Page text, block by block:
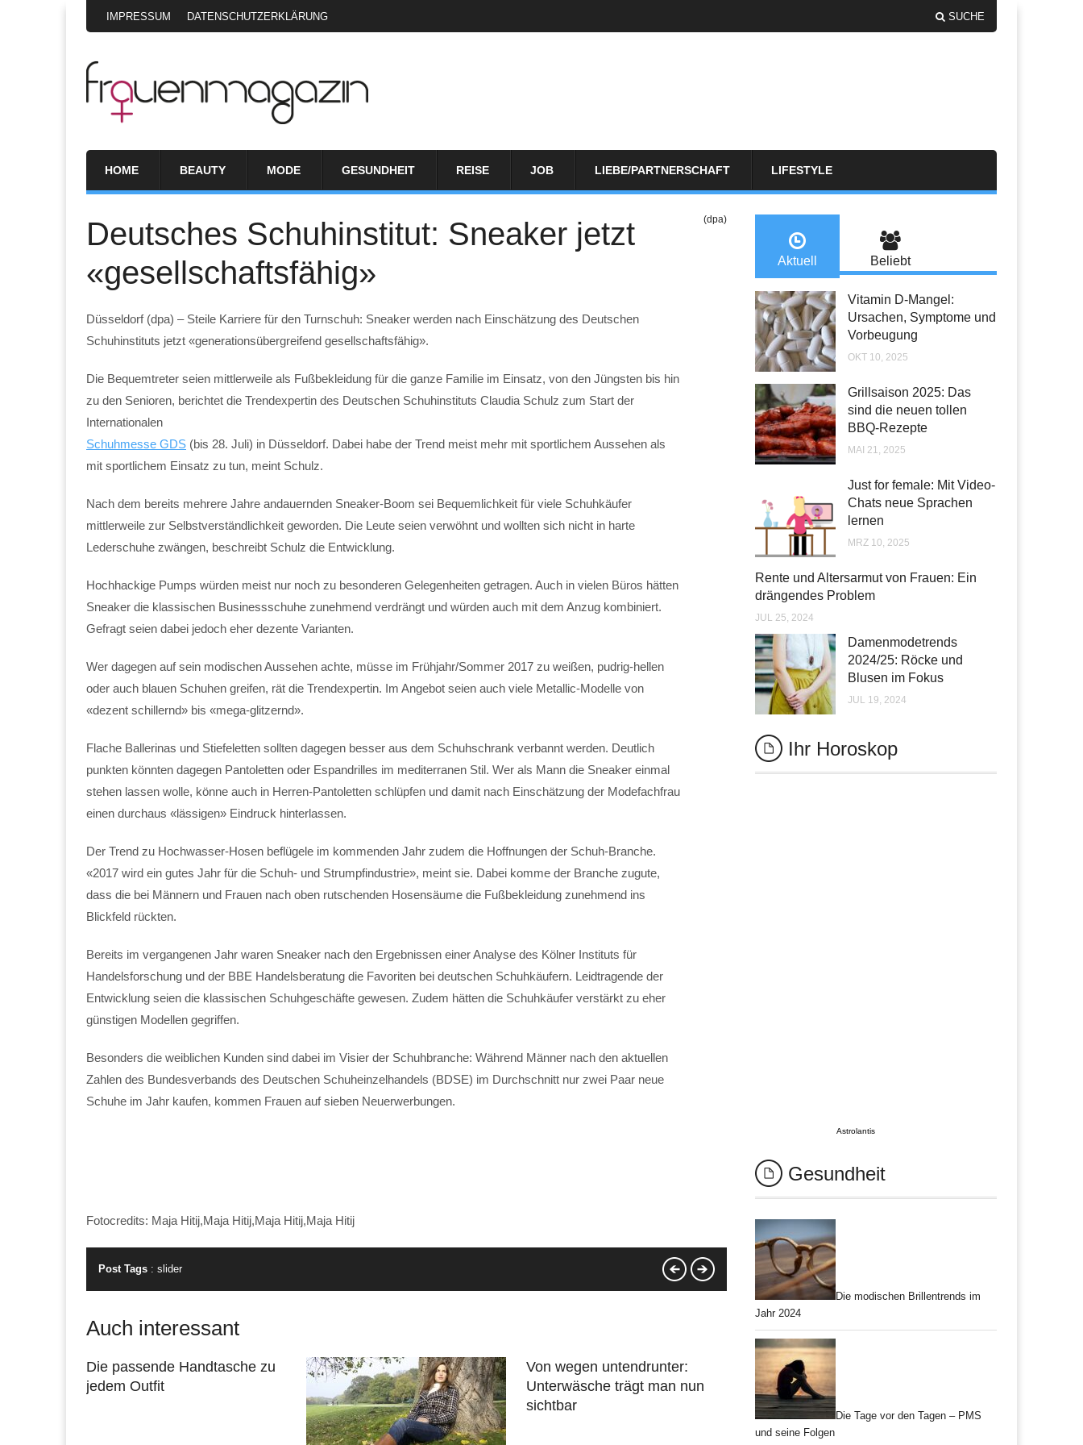
IMPRESSUM DATENSCHUTZERKLÄRUNG SUCHE
HOME BEAUTY MODE GESUNDHEIT REISE JOB LIEBE/PARTNERSCHAFT LIFESTYLE
Deutsches Schuhinstitut: Sneaker jetzt
«gesellschaftsfähig»
(dpa)
Düsseldorf (dpa) – Steile Karriere für den Turnschuh: Sneaker werden nach Einschätzung des Deutschen
Schuhinstituts jetzt «generationsübergreifend gesellschaftsfähig».
Die Bequemtreter seien mittlerweile als Fußbekleidung für die ganze Familie im Einsatz, von den Jüngsten bis hin
zu den Senioren, berichtet die Trendexpertin des Deutschen Schuhinstituts Claudia Schulz zum Start der
Internationalen
Schuhmesse GDS (bis 28. Juli) in Düsseldorf. Dabei habe der Trend meist mehr mit sportlichem Aussehen als
mit sportlichem Einsatz zu tun, meint Schulz.
Nach dem bereits mehrere Jahre andauernden Sneaker-Boom sei Bequemlichkeit für viele Schuhkäufer
mittlerweile zur Selbstverständlichkeit geworden. Die Leute seien verwöhnt und wollten sich nicht in harte
Lederschuhe zwängen, beschreibt Schulz die Entwicklung.
Hochhackige Pumps würden meist nur noch zu besonderen Gelegenheiten getragen. Auch in vielen Büros hätten
Sneaker die klassischen Businessschuhe zunehmend verdrängt und würden auch mit dem Anzug kombiniert.
Gefragt seien dabei jedoch eher dezente Varianten.
Wer dagegen auf sein modischen Aussehen achte, müsse im Frühjahr/Sommer 2017 zu weißen, pudrig-hellen
oder auch blauen Schuhen greifen, rät die Trendexpertin. Im Angebot seien auch viele Metallic-Modelle von
«dezent schillernd» bis «mega-glitzernd».
Flache Ballerinas und Stiefeletten sollten dagegen besser aus dem Schuhschrank verbannt werden. Deutlich
punkten könnten dagegen Pantoletten oder Espandrilles im mediterranen Stil. Wer als Mann die Sneaker einmal
stehen lassen wolle, könne auch in Herren-Pantoletten schlüpfen und damit nach Einschätzung der Modefachfrau
einen durchaus «lässigen» Eindruck hinterlassen.
Der Trend zu Hochwasser-Hosen beflügele im kommenden Jahr zudem die Hoffnungen der Schuh-Branche.
«2017 wird ein gutes Jahr für die Schuh- und Strumpfindustrie», meint sie. Dabei komme der Branche zugute,
dass die bei Männern und Frauen nach oben rutschenden Hosensäume die Fußbekleidung zunehmend ins
Blickfeld rückten.
Bereits im vergangenen Jahr waren Sneaker nach den Ergebnissen einer Analyse des Kölner Instituts für
Handelsforschung und der BBE Handelsberatung die Favoriten bei deutschen Schuhkäufern. Leidtragende der
Entwicklung seien die klassischen Schuhgeschäfte gewesen. Zudem hätten die Schuhkäufer verstärkt zu eher
günstigen Modellen gegriffen.
Besonders die weiblichen Kunden sind dabei im Visier der Schuhbranche: Während Männer nach den aktuellen
Zahlen des Bundesverbands des Deutschen Schuheinzelhandels (BDSE) im Durchschnitt nur zwei Paar neue
Schuhe im Jahr kaufen, kommen Frauen auf sieben Neuerwerbungen.
Fotocredits: Maja Hitij,Maja Hitij,Maja Hitij,Maja Hitij
Post Tags : slider
Auch interessant
Die passende Handtasche zu
jedem Outfit
Von wegen untendrunter:
Unterwäsche trägt man nun
sichtbar
Aktuell Beliebt
Vitamin D-Mangel:
Ursachen, Symptome und
Vorbeugung
OKT 10, 2025
Grillsaison 2025: Das
sind die neuen tollen
BBQ-Rezepte
MAI 21, 2025
Just for female: Mit Video-
Chats neue Sprachen
lernen
MRZ 10, 2025
Rente und Altersarmut von Frauen: Ein
drängendes Problem
JUL 25, 2024
Damenmodetrends
2024/25: Röcke und
Blusen im Fokus
JUL 19, 2024
Ihr Horoskop
Astrolantis
Gesundheit
Die modischen Brillentrends im
Jahr 2024
Die Tage vor den Tagen – PMS
und seine Folgen